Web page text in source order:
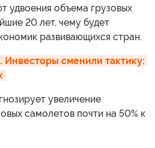
удвоения объема грузовых
20 лет, чему будет
развивающихся стран.
Инвесторы сменили тактику:
увеличение
самолетов почти на 50% к